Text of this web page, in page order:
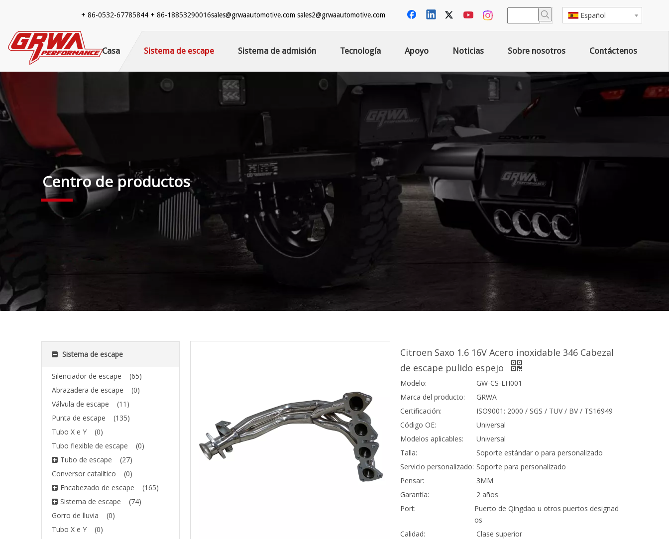
+ 86-0532-67785844 + 86-18853290016sales@grwaautomotive.com sales2@grwaautomotive.com Español
Casa Sistema de escape Sistema de admisión Tecnología Apoyo Noticias Sobre nosotros Contáctenos
Centro de productos
Sistema de escape
Silenciador de escape
(65)
Abrazadera de escape
(0)
Válvula de escape
(11)
Punta de escape
(135)
Tubo X e Y
(0)
Tubo flexible de escape
(0)
Tubo de escape
(27)
Conversor catalítico
(0)
Encabezado de escape
(165)
Sistema de escape
(74)
Gorro de lluvia
(0)
Tubo X e Y
(0)
Citroen Saxo 1.6 16V Acero inoxidable 346 Cabezal
de escape pulido espejo
Modelo:
GW-CS-EH001
Marca del producto:
GRWA
Certificación:
ISO9001: 2000 / SGS / TUV / BV / TS16949
Código OE:
Universal
Modelos aplicables:
Universal
Talla:
Soporte estándar o para personalizado
Servicio personalizado: Soporte para personalizado
Pensar:
3MM
Garantía:
2 años
Port:
Puerto de Qingdao u otros puertos designad
os
Calidad:
Clase superior